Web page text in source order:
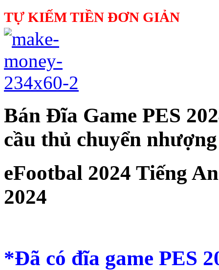
TỰ KIẾM TIỀN ĐƠN GIẢN
Bán Đĩa Game PES
cầu thủ chuyển
eFootbal 2024 Tiếng
2024
*Đã có đĩa game PES